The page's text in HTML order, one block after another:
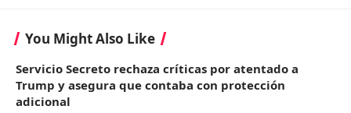
You Might Also Like
Servicio Secreto rechaza críticas por atentado a
Trump y asegura que contaba con protección
adicional